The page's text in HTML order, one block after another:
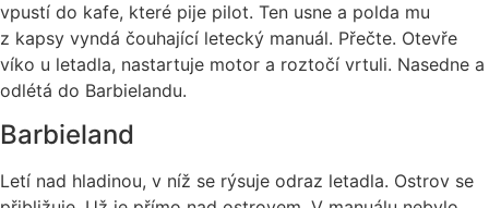
vpustí do kafe, které pije pilot. Ten usne a polda mu
z kapsy vyndá čouhající letecký manuál. Přečte. Otevře
víko u letadla, nastartuje motor a roztočí vrtuli. Nasedne a
odlétá do Barbielandu.
Barbieland
Letí nad hladinou, v níž se rýsuje odraz letadla. Ostrov se